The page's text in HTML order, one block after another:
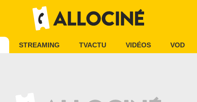
STREAMING TVACTU VIDÉOS VOD